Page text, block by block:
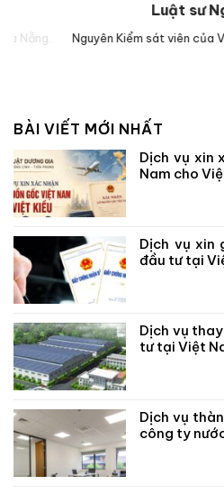
Luật sư
Nguyên Kiểm sát viên của Viện
BÀI VIẾT MỚI NHẤT
Dịch vụ xin
Nam cho
Dịch vụ xin
đầu tư tại
Dịch vụ
tư tại Việt
Dịch vụ
công ty